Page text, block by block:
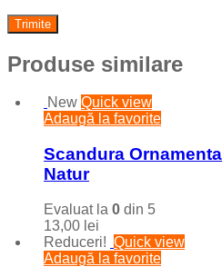
Produse similare
New Quick view
Adaugă la favorite
Scandura
Natur
Evaluat la 0 din 5
13,00 lei
Reduceri! Quick view
Adaugă la favorite